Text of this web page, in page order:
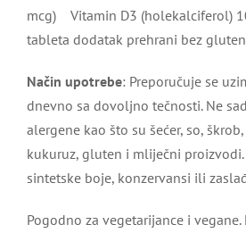
mcg) Vitamin D3 (holekalciferol)
tableta dodatak prehrani bez
Način upotrebe: Preporučuje se
dnevno sa dovoljno tečnosti. Ne
alergene kao što su šećer, so,
kukuruz, gluten i mliječni
sintetske boje, konzervansi ili
Pogodno za vegetarijance i